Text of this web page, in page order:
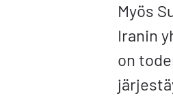
Myös
Iranin
on